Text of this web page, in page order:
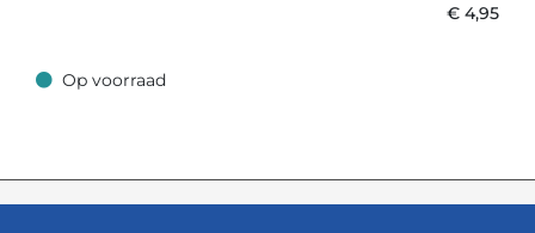
€ 4,95
Op voorraad
Op voorraad